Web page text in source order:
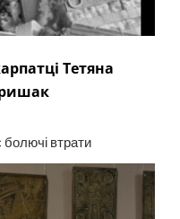
Тетяна
втрати